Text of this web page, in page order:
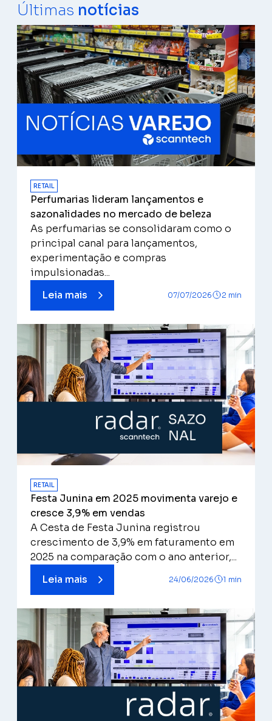
Últimas notícias
RETAIL
Perfumarias lideram lançamentos e
sazonalidades no mercado de beleza
As perfumarias se consolidaram como o
principal canal para lançamentos,
experimentação e compras
impulsionadas...
Leia mais
07/07/2026 2 min
RETAIL
Festa Junina em 2025 movimenta varejo e
cresce 3,9% em vendas
A Cesta de Festa Junina registrou
crescimento de 3,9% em faturamento em
2025 na comparação com o ano anterior,...
Leia mais
24/06/2026 1 min